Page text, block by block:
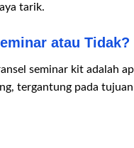
tarik.
atau Tidak?
seminar kit adalah
tergantung pada